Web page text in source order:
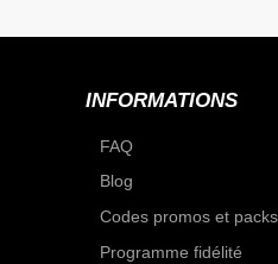
INFORMATIONS
FAQ
Blog
Codes promos et packs
Programme fidélité